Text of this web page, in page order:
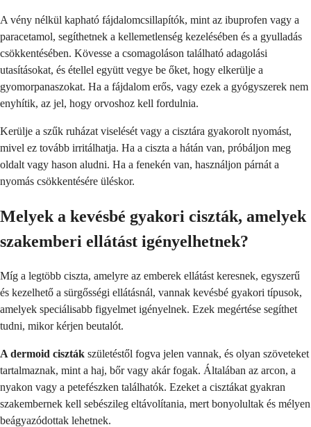
A vény nélkül kapható fájdalomcsillapítók, mint az ibuprofen vagy a
paracetamol, segíthetnek a kellemetlenség kezelésében és a gyulladás
csökkentésében. Kövesse a csomagoláson található adagolási
utasításokat, és étellel együtt vegye be őket, hogy elkerülje a
gyomorpanaszokat. Ha a fájdalom erős, vagy ezek a gyógyszerek nem
enyhítik, az jel, hogy orvoshoz kell fordulnia.
Kerülje a szűk ruházat viselését vagy a cisztára gyakorolt nyomást,
mivel ez tovább irritálhatja. Ha a ciszta a hátán van, próbáljon meg
oldalt vagy hason aludni. Ha a fenekén van, használjon párnát a
nyomás csökkentésére üléskor.
Melyek a kevésbé gyakori ciszták, amelyek
szakemberi ellátást igényelhetnek?
Míg a legtöbb ciszta, amelyre az emberek ellátást keresnek, egyszerű
és kezelhető a sürgősségi ellátásnál, vannak kevésbé gyakori típusok,
amelyek speciálisabb figyelmet igényelnek. Ezek megértése segíthet
tudni, mikor kérjen beutalót.
A dermoid ciszták születéstől fogva jelen vannak, és olyan szöveteket
tartalmaznak, mint a haj, bőr vagy akár fogak. Általában az arcon, a
nyakon vagy a petefészken találhatók. Ezeket a cisztákat gyakran
szakembernek kell sebészileg eltávolítania, mert bonyolultak és mélyen
beágyazódottak lehetnek.